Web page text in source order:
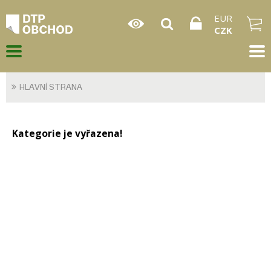
EUR
CZK
HLAVNÍ STRANA
Kategorie je vyřazena!